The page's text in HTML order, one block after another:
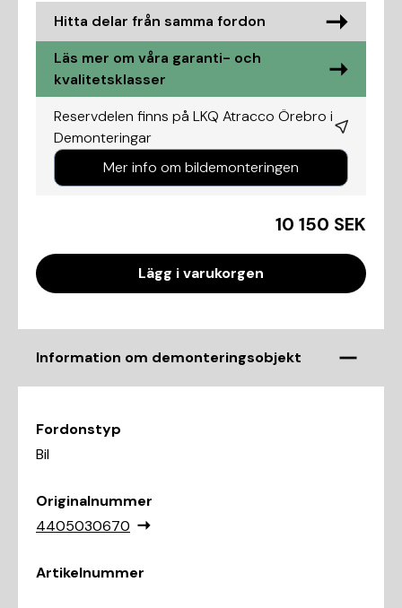
Hitta delar från samma fordon
Läs mer om våra garanti- och
kvalitetsklasser
Reservdelen finns på LKQ Atracco Örebro i
Demonteringar
Mer info om bildemonteringen
10 150 SEK
Lägg i varukorgen
Information om demonteringsobjekt
Fordonstyp
Bil
Originalnummer
4405030670
Artikelnummer